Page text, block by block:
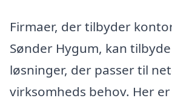
Firmaer, der tilbyder
Sønder Hygum, kan
løsninger, der passer til
virksomheds behov. Her